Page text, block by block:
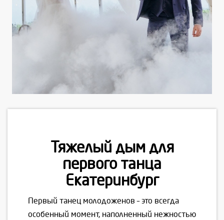
Тяжелый дым для
первого танца
Екатеринбург
Первый танец молодоженов – это всегда
особенный момент, наполненный нежностью